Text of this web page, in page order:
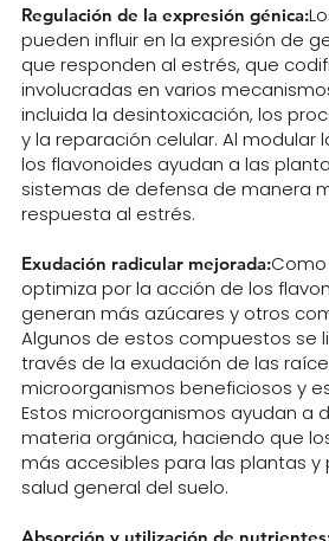
Regulación de la expresión génica:
pueden influir en la expresión de
que responden al estrés, que
involucradas en varios
incluida la desintoxicación, los
y la reparación celular. Al modular
los flavonoides ayudan a las
sistemas de defensa de manera
respuesta al estrés.
Exudación radicular mejorada:
optimiza por la acción de los
generan más azúcares y otros
Algunos de estos compuestos se
través de la exudación de las
microorganismos beneficiosos y
Estos microorganismos ayudan a
materia orgánica, haciendo que
más accesibles para las plantas y
salud general del suelo.